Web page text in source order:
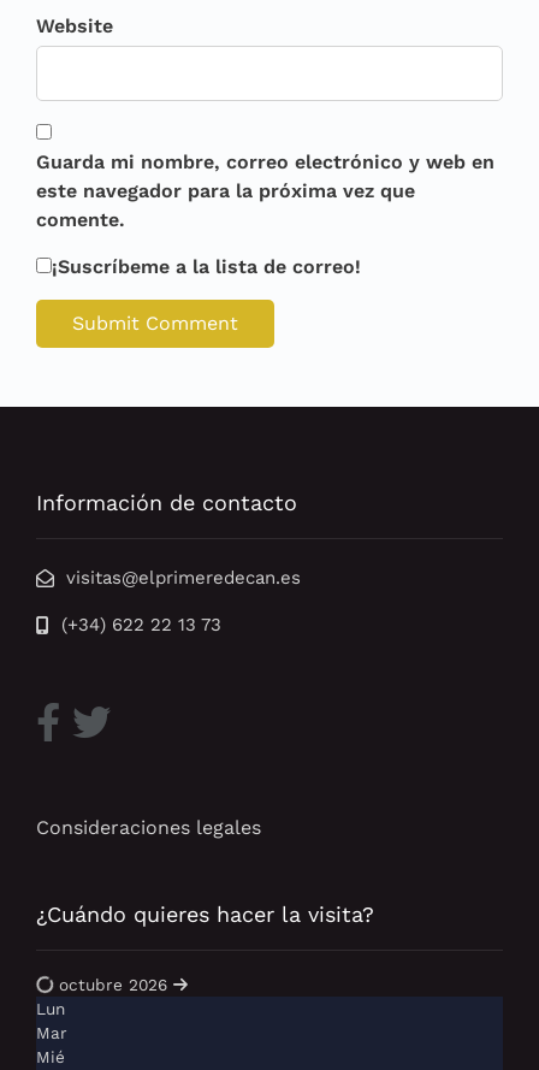
Website
Guarda mi nombre, correo electrónico y web en
este navegador para la próxima vez que
comente.
¡Suscríbeme a la lista de correo!
Información de contacto
visitas@elprimeredecan.es
(+34) 622 22 13 73
Consideraciones legales
¿Cuándo quieres hacer la visita?
octubre 2026
Lun
Mar
Mié